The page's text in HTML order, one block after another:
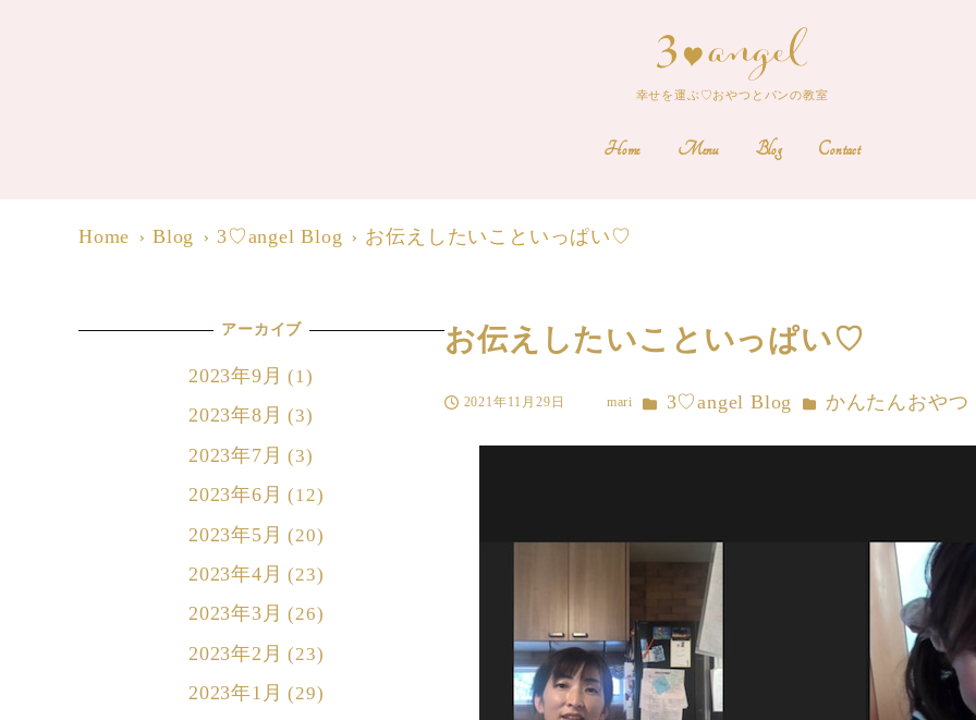
幸せを運ぶ♡おやつとパンの教室
Home Menu Blog Contact
Home Blog 3♡angel Blog お伝えしたいこといっぱい♡
お伝えしたいこといっぱい♡
投稿日
2021年11月29日 mari カテゴリー
3♡angel Blog カテゴリー
かんたんおやつ
アーカイブ
2023年9月 (1)
2023年8月 (3)
2023年7月 (3)
2023年6月 (12)
2023年5月 (20)
2023年4月 (23)
2023年3月 (26)
2023年2月 (23)
2023年1月 (29)